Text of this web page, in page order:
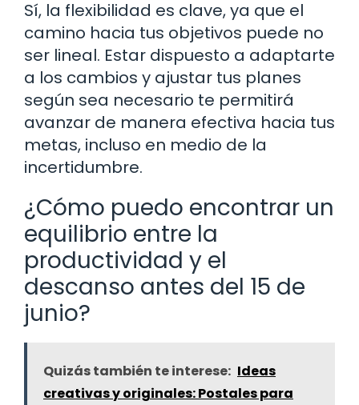
Sí, la flexibilidad es clave, ya que el
camino hacia tus objetivos puede no
ser lineal. Estar dispuesto a adaptarte
a los cambios y ajustar tus planes
según sea necesario te permitirá
avanzar de manera efectiva hacia tus
metas, incluso en medio de la
incertidumbre.
¿Cómo puedo encontrar un
equilibrio entre la
productividad y el
descanso antes del 15 de
junio?
Quizás también te interese: Ideas
creativas y originales: Postales para